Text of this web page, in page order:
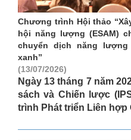
Chương trình Hội thảo
hội năng lượng (ESAM)
chuyển dịch năng
xanh”
(13/07/2026)
Ngày 13 tháng 7 năm
sách và Chiến lược
trình Phát triển Liên hợp